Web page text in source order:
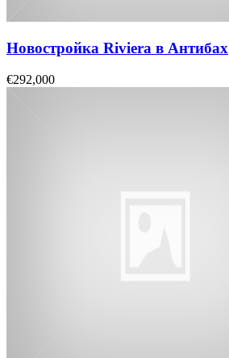
Новостройка Riviera в Антибах
€292,000